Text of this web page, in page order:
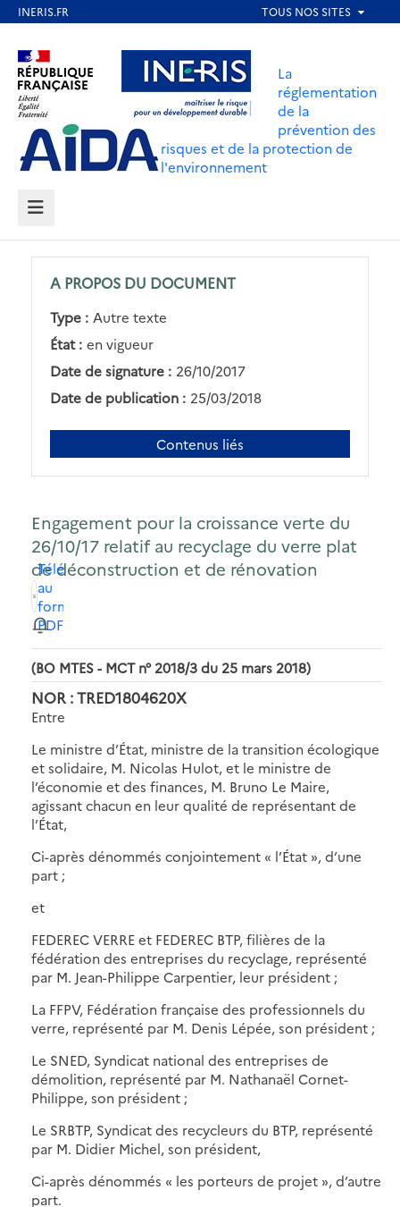
contenu
principal
Aller au contenu Aller au menu
Aller au pied de page
La
réglementation
de la
prévention des
risques et de la protection de
l'environnement
MENU
A PROPOS DU DOCUMENT
Type : Autre texte
État : en vigueur
Date de signature : 26/10/2017
Date de publication : 25/03/2018
Contenus liés
Engagement pour la croissance verte du
26/10/17 relatif au recyclage du verre plat
de déconstruction et de rénovation
Télécharger
au
format
PDF
(BO MTES - MCT n° 2018/3 du 25 mars 2018)
NOR : TRED1804620X
Entre
Le ministre d’État, ministre de la transition écologique
et solidaire, M. Nicolas Hulot, et le ministre de
l’économie et des finances, M. Bruno Le Maire,
agissant chacun en leur qualité de représentant de
l’État,
Ci-après dénommés conjointement « l’État », d’une
part ;
et
FEDEREC VERRE et FEDEREC BTP, filières de la
fédération des entreprises du recyclage, représenté
par M. Jean-Philippe Carpentier, leur président ;
La FFPV, Fédération française des professionnels du
verre, représenté par M. Denis Lépée, son président ;
Le SNED, Syndicat national des entreprises de
démolition, représenté par M. Nathanaël Cornet-
Philippe, son président ;
Le SRBTP, Syndicat des recycleurs du BTP, représenté
par M. Didier Michel, son président,
Ci-après dénommés « les porteurs de projet », d’autre
part.